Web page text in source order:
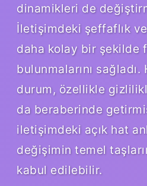
dinamikleri de
İletişimdeki şeffaflık
daha kolay bir şekilde
bulunmalarını
durum, özellikle
da beraberinde
iletişimdeki açık hat
değişimin temel
kabul edilebilir.